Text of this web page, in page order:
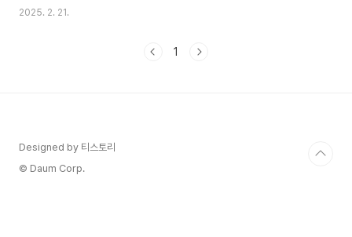
정보인터파크 티켓에서는 다양한 어린이 공연을 예매할 수 있습니다.현재 진행
1월 10일 ~ 3월 3일🎟️ 할인 정보: 공연별 상이 (예매 시 확인)🔗 예매하기:
2025. 2. 21.
1
Designed by 티스토리
© Daum Corp.